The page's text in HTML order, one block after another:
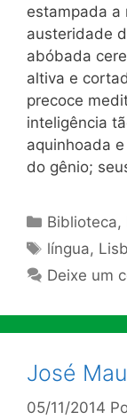
estampada a
austeridade
abóbada
altiva e
precoce
in­teligência
aquinhoada
do gênio;
Categorias
Biblioteca,
Tags
língua,
Deixe um
José
05/11/2014